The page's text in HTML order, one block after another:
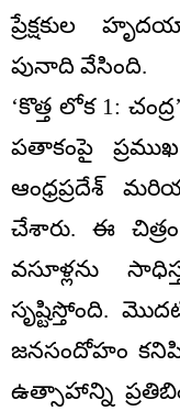
ప్రేక్షకుల
పునాది వేసింది.
‘కొత్త లోక 1:
పతాకంపై
ఆంధ్రప్రదేశ్
చేశారు. ఈ
వసూళ్లను
సృష్టిస్తోంది.
జనసందోహం
ఉత్సాహాన్ని